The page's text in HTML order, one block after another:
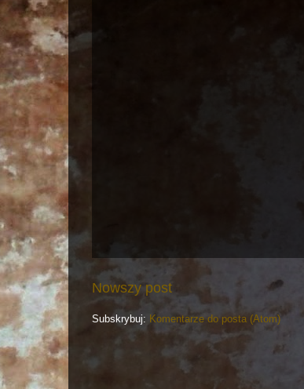
Nowszy post
Subskrybuj: Komentarze do posta (Atom)